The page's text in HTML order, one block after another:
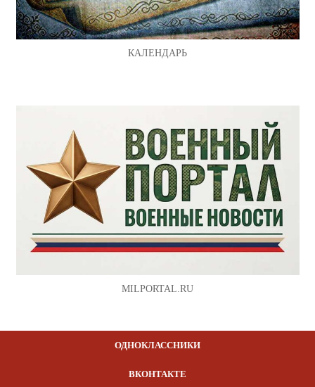
КАЛЕНДАРЬ
MILPORTAL.RU
ОДНОКЛАССНИКИ
ВКОНТАКТЕ